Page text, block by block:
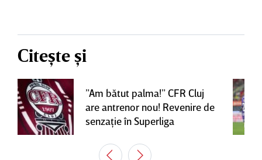
Citește și
”Am bătut palma!” CFR Cluj
are antrenor nou! Revenire de
senzaţie în Superliga